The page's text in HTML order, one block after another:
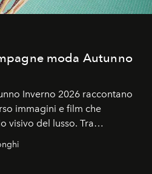
moda Autunno
Inverno 2026 raccontano
immagini e film che
visivo del lusso. Tra
d'autore, le maison